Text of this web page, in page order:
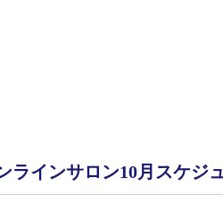
ラインサロン10月スケジ